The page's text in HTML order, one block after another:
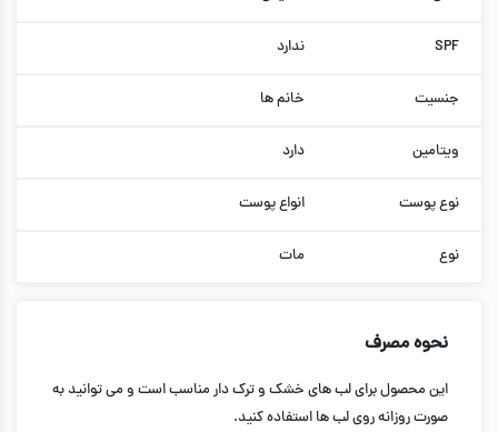
SPF ندارد
جنسیت خانم ها
ویتامین دارد
نوع پوست انواع پوست
نوع مات
نحوه مصرف
این محصول برای لب های خشک و ترک دار مناسب است و می توانید به
صورت روزانه روی لب ها استفاده کنید.